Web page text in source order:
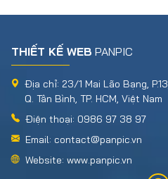
THIẾT KẾ WEB PANPIC
Địa chỉ: 23/1 Mai Lão Bạng, P.13,
Q. Tân Bình, TP. HCM, Việt Nam
Điện thoại: 0986 97 38 97
Email: contact@panpic.vn
Website: www.panpic.vn